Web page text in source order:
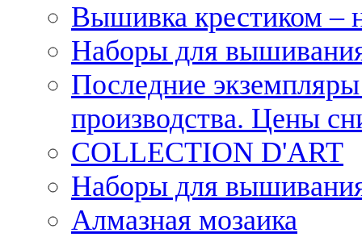
Вышивка крестиком –
Наборы для
Последние
производства. Цены
COLLECTION D'ART
Наборы для
Алмазная мозаика